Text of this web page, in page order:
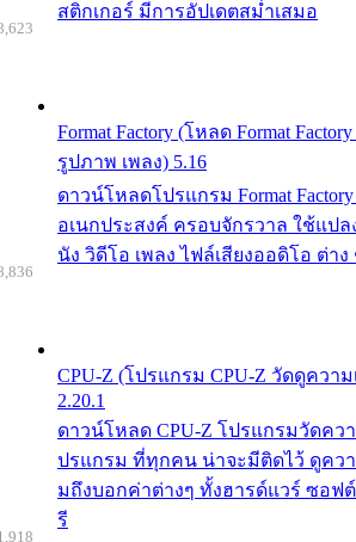
สติกเกอร์ มีการอัปเดตสม่ำเสมอ
Format Factory (โหลด Format
รูปภาพ เพลง) 5.16
ดาวน์โหลดโปรแกรม Format
อเนกประสงค์ ครอบจักรวาล ใช้แป
นัง วิดีโอ เพลง ไฟล์เสียงออดิโอ ต่าง
CPU-Z (โปรแกรม CPU-Z วัดดูควา
2.20.1
ดาวน์โหลด CPU-Z โปรแกรมวัดคว
ปรแกรม ที่ทุกคน น่าจะมีติดไว้ ดูควา
มถึงบอกค่าต่างๆ ทั้งฮารด์แวร์ ซอฟ
รี